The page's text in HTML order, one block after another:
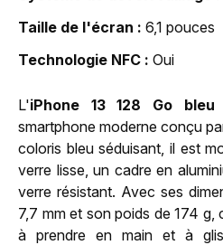
Taille de l'écran
6,1 pouces
Technologie NFC
Oui
L'iPhone 13 128 Go bleu
smartphone moderne conçu
coloris bleu séduisant, il est
verre lisse, un cadre en
verre résistant. Avec ses
7,7 mm et son poids de 174 g,
à prendre en main et à